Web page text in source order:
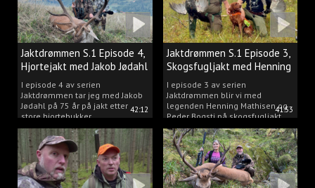
42:12
Jaktdrømmen S.1 Episode 4,
Hjortejakt med Jakob Jødahl
I episode 4 av serien
Jaktdrømmen tar jeg med Jakob
Jødahl på 75 år på jakt etter
store hjortebukker.
41:53
Jaktdrømmen S.1 Episode 3,
Skogsfugljakt med Henning
og Peder
I episode 3 av serien
Jaktdrømmen blir vi med
legenden Henning Mathisen og
Peder Bogsti på skogsfugljakt.